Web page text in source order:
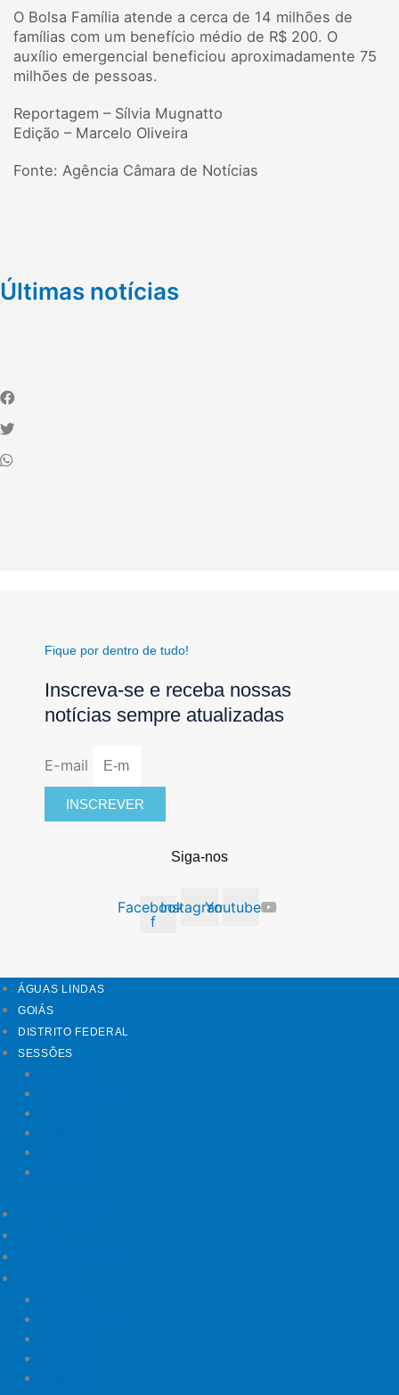
O Bolsa Família atende a cerca de 14 milhões de
famílias com um benefício médio de R$ 200. O
auxílio emergencial beneficiou aproximadamente 75
milhões de pessoas.
Reportagem – Sílvia Mugnatto
Edição – Marcelo Oliveira
Fonte: Agência Câmara de Notícias
Últimas notícias
Fique por dentro de tudo!
Inscreva-se e receba nossas
notícias sempre atualizadas
E-mail
INSCREVER
Siga-nos
Facebook-
f
InstagramYoutube
ÁGUAS LINDAS
GOIÁS
DISTRITO FEDERAL
SESSÕES